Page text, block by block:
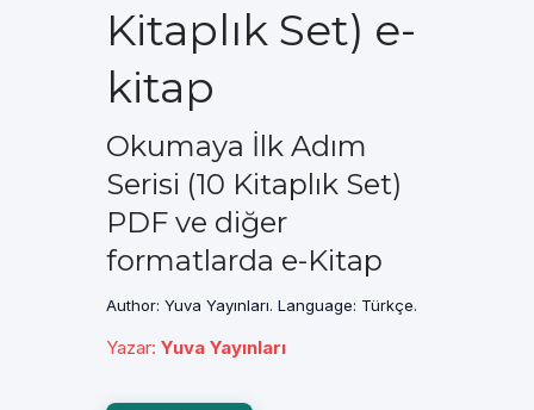
Kitaplık Set) e-
kitap
Okumaya İlk Adım
Serisi (10 Kitaplık Set)
PDF ve diğer
formatlarda e-Kitap
Author: Yuva Yayınları. Language: Türkçe.
Yazar: Yuva Yayınları